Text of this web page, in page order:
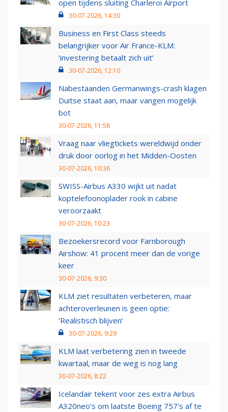
open tijdens sluiting Charleroi Airport
30-07-2026, 14:30
Business en First Class steeds
belangrijker voor Air France-KLM:
‘investering betaalt zich uit’
30-07-2026, 12:10
Nabestaanden Germanwings-crash klagen
Duitse staat aan, maar vangen mogelijk
bot
30-07-2026, 11:58
Vraag naar vliegtickets wereldwijd onder
druk door oorlog in het Midden-Oosten
30-07-2026, 10:36
SWISS-Airbus A330 wijkt uit nadat
koptelefoonoplader rook in cabine
veroorzaakt
30-07-2026, 10:23
Bezoekersrecord voor Farnborough
Airshow: 41 procent meer dan de vorige
keer
30-07-2026, 9:30
KLM ziet resultaten verbeteren, maar
achteroverleunen is geen optie:
‘Realistisch blijven’
30-07-2026, 9:29
KLM laat verbetering zien in tweede
kwartaal, maar de weg is nog lang
30-07-2026, 8:22
Icelandair tekent voor zes extra Airbus
A320neo's om laatste Boeing 757's af te